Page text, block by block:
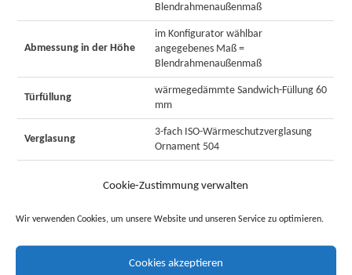
Cookie-Zustimmung verwalten
Wir verwenden Cookies, um unsere Website und unseren Service zu optimieren.
Cookies akzeptieren
Blendrahmenaußenmaß
Abmessung in der Höhe
im Konfigurator wählbar
angegebenes Maß =
Blendrahmenaußenmaß
Türfüllung
wärmegedämmte Sandwich-Füllung 60
mm
Verglasung
3-fach ISO-Wärmeschutzverglasung
Ornament 504
nicht im Lieferumfang enthalten
Alutüren